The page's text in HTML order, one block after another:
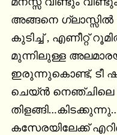
അങ്ങനെ ഗ്ലാസ്സിൽ
കുടിച്ച് , എണീറ്റ്
മുന്നിലുള്ള
ഇരുന്നുകൊണ്ട്, ടീ
ചെയ്ൻ നെഞ്ചിലെ
കസേരയിലേക്ക്